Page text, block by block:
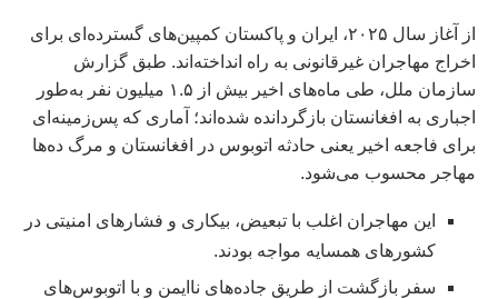
از آغاز سال ۲۰۲۵، ایران و پاکستان کمپین‌های گسترده‌ای برای
اخراج مهاجران غیرقانونی به راه انداخته‌اند. طبق گزارش
سازمان ملل، طی ماه‌های اخیر بیش از ۱.۵ میلیون نفر به‌طور
اجباری به افغانستان بازگردانده شده‌اند؛ آماری که پس‌زمینه‌ای
برای فاجعه اخیر یعنی حادثه اتوبوس در افغانستان و مرگ ده‌ها
مهاجر محسوب می‌شود.
این مهاجران اغلب با تبعیض، بیکاری و فشارهای امنیتی در
کشورهای همسایه مواجه بودند.
سفر بازگشت از طریق جاده‌های ناایمن و با اتوبوس‌های